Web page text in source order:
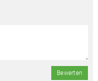
Bewerten